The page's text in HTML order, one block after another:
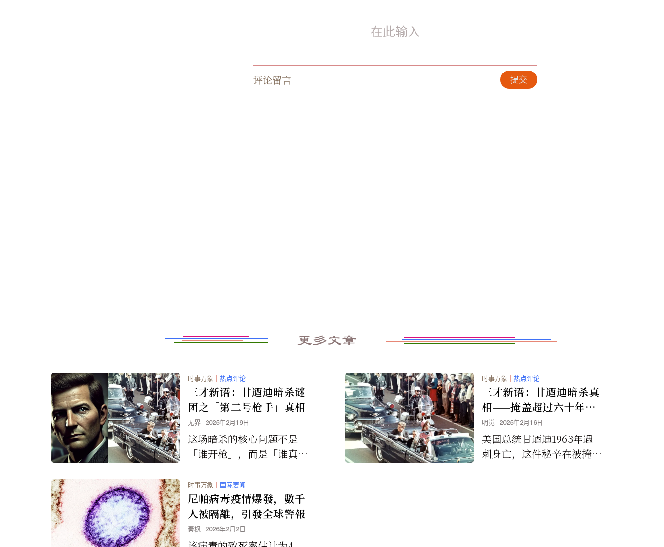
评论留言 提交
更多文章
时事万象 ｜ 热点评论
三才新语：甘迺迪暗杀谜
团之「第二号枪手」真相
无界 2025年2月19日
这场暗杀的核心问题不是
「谁开枪」，而是「谁真正
杀甘迺迪」。而谜团中的关
键，就是「谁」是那个「第
二号枪手」？
时事万象 ｜ 热点评论
三才新语：甘迺迪暗杀真
相——掩盖超过六十年的
全球政治黑幕
明觉 2025年2月16日
美国总统甘迺迪1963年遇
刺身亡，这件秘辛在被掩盖
时事万象 ｜ 国际要闻
尼帕病毒疫情爆發，數千
人被隔離，引發全球警報
秦枫 2026年2月2日